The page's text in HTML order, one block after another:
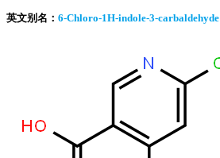
英文别名： 6-Chloro-1H-indole-3-carbaldehyde